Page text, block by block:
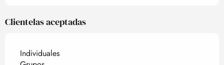
Clientelas aceptadas
Individuales